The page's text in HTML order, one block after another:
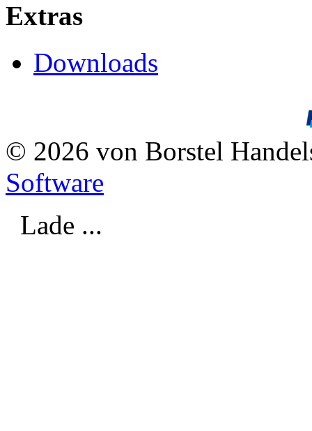
Extras
Downloads
© 2026 von Borstel
Software
Lade ...